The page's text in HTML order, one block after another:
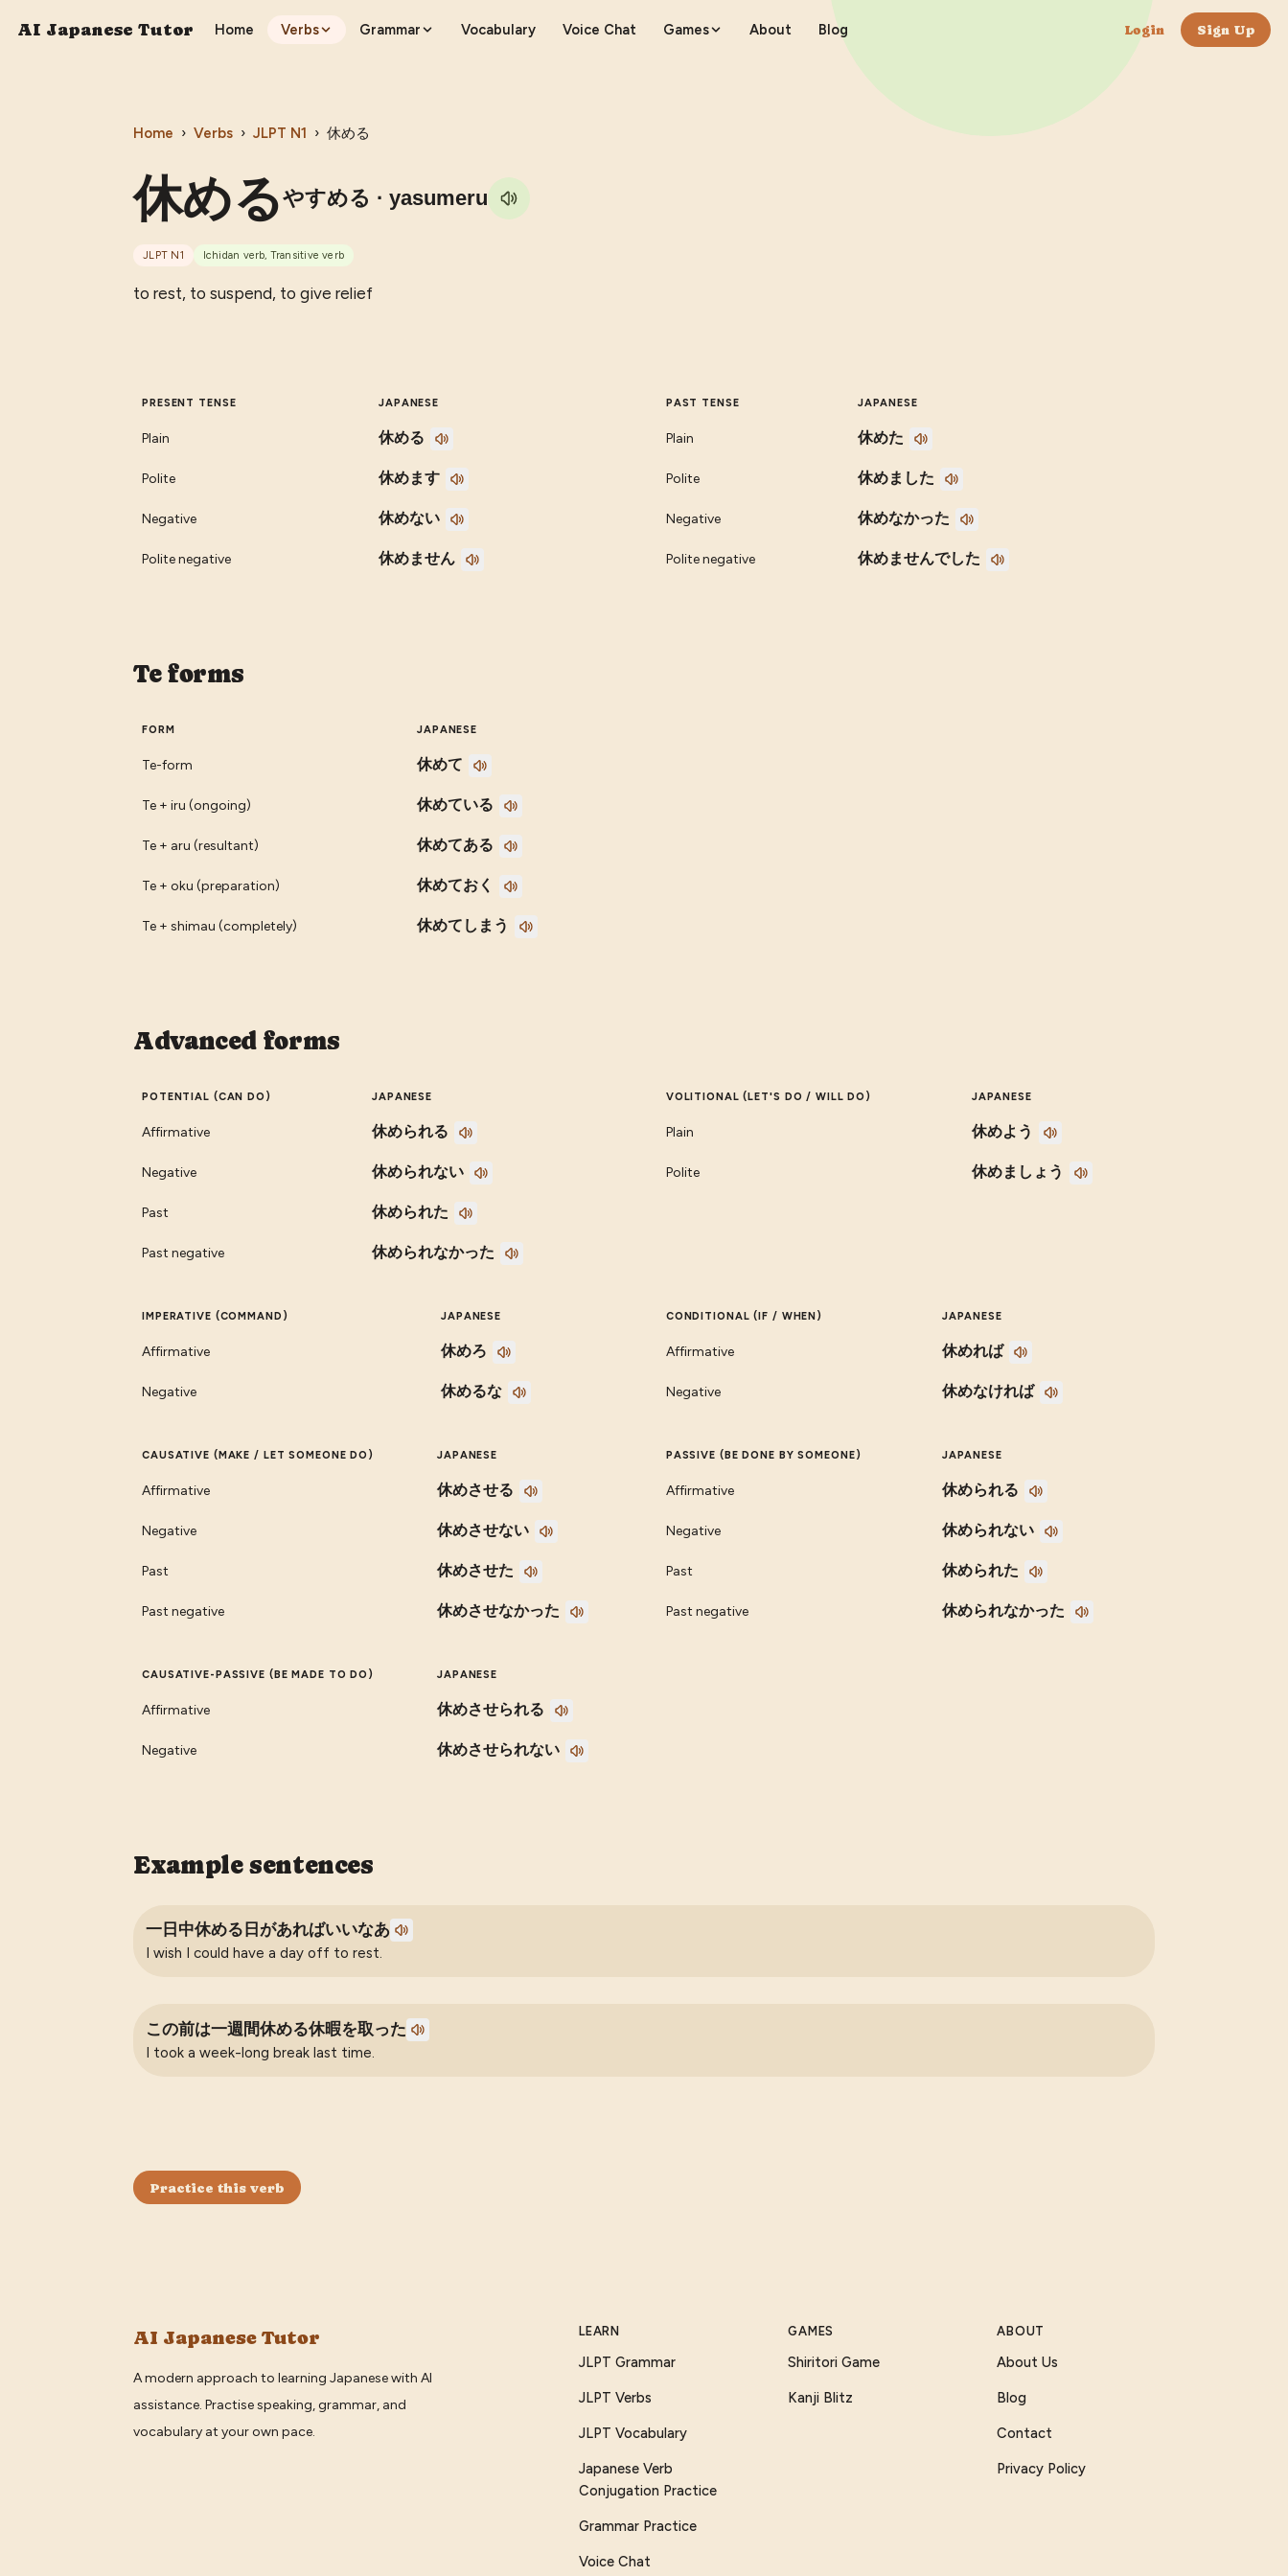
AI Japanese Tutor Home Verbs Grammar Vocabulary Voice Chat Games About Blog Login Sign Up
Home › Verbs › JLPT N1 › 休める
休めるやすめる · yasumeru
JLPT N1 Ichidan verb, Transitive verb
to rest, to suspend, to give relief
PRESENT TENSE JAPANESE
Plain 休める
Polite 休めます
Negative 休めない
Polite negative 休めません
PAST TENSE JAPANESE
Plain 休めた
Polite 休めました
Negative 休めなかった
Polite negative 休めませんでした
Te forms
FORM JAPANESE
Te-form 休めて
Te + iru (ongoing) 休めている
Te + aru (resultant) 休めてある
Te + oku (preparation) 休めておく
Te + shimau (completely) 休めてしまう
Advanced forms
POTENTIAL (CAN DO) JAPANESE
Affirmative 休められる
Negative 休められない
Past 休められた
Past negative 休められなかった
VOLITIONAL (LET'S DO / WILL DO) JAPANESE
Plain 休めよう
Polite 休めましょう
IMPERATIVE (COMMAND) JAPANESE
Affirmative 休めろ
Negative 休めるな
CONDITIONAL (IF / WHEN) JAPANESE
Affirmative 休めれば
Negative 休めなければ
CAUSATIVE (MAKE / LET SOMEONE DO) JAPANESE
Affirmative 休めさせる
Negative 休めさせない
Past 休めさせた
Past negative 休めさせなかった
PASSIVE (BE DONE BY SOMEONE) JAPANESE
Affirmative 休められる
Negative 休められない
Past 休められた
Past negative 休められなかった
CAUSATIVE-PASSIVE (BE MADE TO DO) JAPANESE
Affirmative 休めさせられる
Negative 休めさせられない
Example sentences
一日中休める日があればいいなあ
I wish I could have a day off to rest.
この前は一週間休める休暇を取った
I took a week-long break last time.
Practice this verb
AI Japanese Tutor
A modern approach to learning Japanese with AI
assistance. Practise speaking, grammar, and
vocabulary at your own pace.
LEARN
JLPT Grammar
JLPT Verbs
JLPT Vocabulary
Japanese Verb
Conjugation Practice
Grammar Practice
Voice Chat
GAMES
Shiritori Game
Kanji Blitz
ABOUT
About Us
Blog
Contact
Privacy Policy